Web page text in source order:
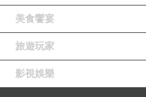
聲
豬
美食饗宴
旅遊玩家
影視娛樂